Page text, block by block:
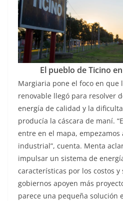
El pueblo de Ticino
Margiaria pone el foco en que
renovable llegó para resolver
energía de calidad y la
producía la cáscara de maní.
entre en el mapa,
industrial”, cuenta. Menta
impulsar un sistema de
características por los costos
gobiernos apoyen más
parece una pequeña solución